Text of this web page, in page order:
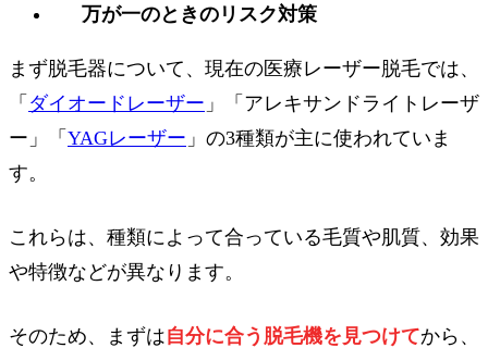
万が一のときのリスク対策
まず脱毛器について、現在の医療レーザー脱毛では、
「 ダイオードレーザー 」「アレキサンドライトレーザ
ー」「 YAGレーザー 」の3種類が主に使われていま
す。
これらは、種類によって合っている毛質や肌質、効果
や特徴などが異なります。
そのため、まずは自分に合う脱毛機を見つけてから、